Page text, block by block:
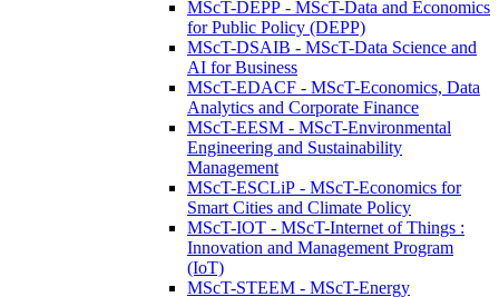
MScT-DEPP - MScT-Data and Economics
for Public Policy (DEPP)
MScT-DSAIB - MScT-Data Science and
AI for Business
MScT-EDACF - MScT-Economics, Data
Analytics and Corporate Finance
MScT-EESM - MScT-Environmental
Engineering and Sustainability
Management
MScT-ESCLiP - MScT-Economics for
Smart Cities and Climate Policy
MScT-IOT - MScT-Internet of Things :
Innovation and Management Program
(IoT)
MScT-STEEM - MScT-Energy